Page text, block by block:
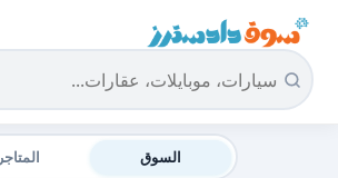
سوق دادسترز الرئيسية
السوق المتاجر